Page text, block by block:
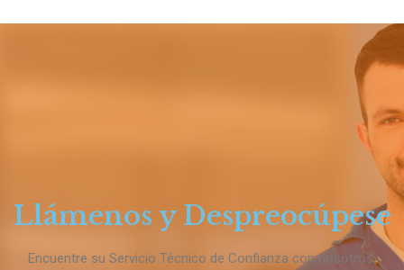
Llámenos y Despreocúpese
Encuentre su Servicio Técnico de Confianza con nosotros,